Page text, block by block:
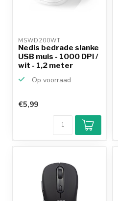
MSWD200WT
Nedis bedrade slanke
USB muis - 1000 DPI /
wit - 1,2 meter
Op voorraad
€5,99